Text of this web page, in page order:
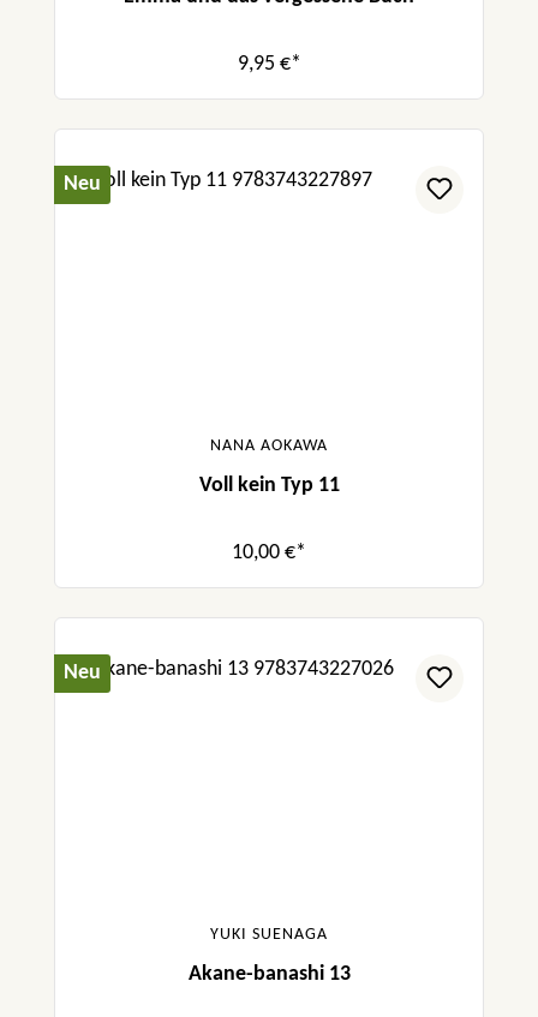
9,95 €*
Neu
NANA AOKAWA
Voll kein Typ 11
10,00 €*
Neu
YUKI SUENAGA
Akane-banashi 13